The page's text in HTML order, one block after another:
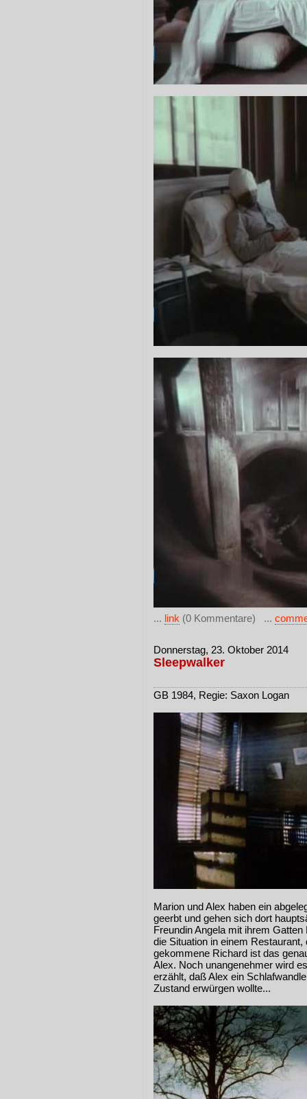
... link (0 Kommentare) ...
Donnerstag, 23. Oktober 2014
Sleepwalker
GB 1984, Regie: Saxon Logan
Marion und Alex haben ein
geerbt und gehen sich dort
Freundin Angela mit ihrem
die Situation in einem
gekommene Richard ist das
Alex. Noch unangenehmer wird
erzählt, daß Alex ein
Zustand erwürgen wollte...